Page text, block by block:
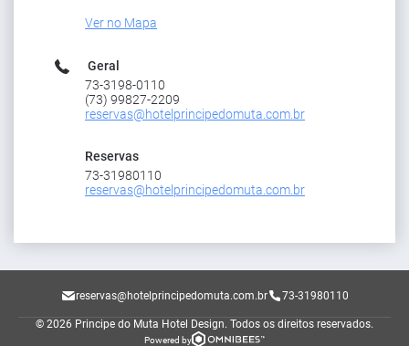
Ver no Mapa
Geral
73-3198-0110
(73) 99827-2209
reservas@hotelprincipedomuta.com.br
Reservas
73-31980110
reservas@hotelprincipedomuta.com.br
reservas@hotelprincipedomuta.com.br 73-31980110
© 2026 Principe do Muta Hotel Design. Todos os direitos reservados.
Powered by